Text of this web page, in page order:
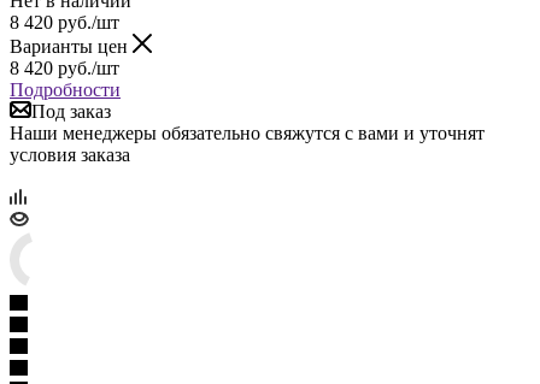
8 420 руб./шт
Варианты цен
8 420 руб./шт
Подробности
Под заказ
Наши менеджеры обязательно свяжутся с вами и уточнят
условия заказа